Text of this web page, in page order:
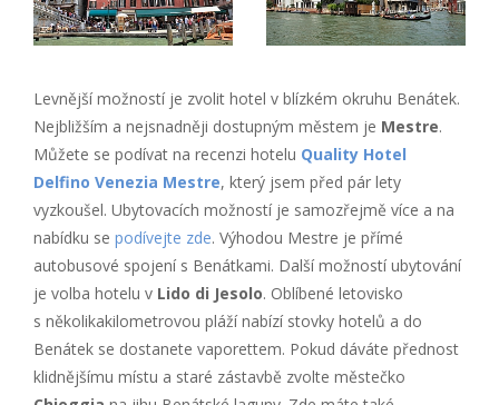
Levnější možností je zvolit hotel v blízkém okruhu Benátek.
Nejbližším a nejsnadněji dostupným městem je Mestre.
Můžete se podívat na recenzi hotelu Quality Hotel
Delfino Venezia Mestre, který jsem před pár lety
vyzkoušel. Ubytovacích možností je samozřejmě více a na
nabídku se podívejte zde. Výhodou Mestre je přímé
autobusové spojení s Benátkami. Další možností ubytování
je volba hotelu v Lido di Jesolo. Oblíbené letovisko
s několikakilometrovou pláží nabízí stovky hotelů a do
Benátek se dostanete vaporettem. Pokud dáváte přednost
klidnějšímu místu a staré zástavbě zvolte městečko